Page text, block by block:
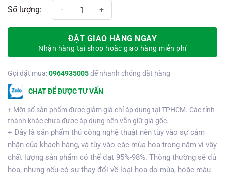
Chậu hồ điệp 10 cành số lượng
ĐẶT GIAO HÀNG NGAY
Nhận hàng tại shop hoặc giao hàng miễn phí
Gọi đặt mua:0964935005để nhanh chóng đặt hàng
CHAT ĐỂ ĐƯỢC TƯ VẤN
+ Một số sản phẩm được giảm giá chỉ áp dụng tại TPHCM. Các tỉnh
thành khác chưa được áp dụng nên vẫn giữ giá gốc.
+ Đây là sản phẩm thủ công nghệ thuật nên tùy vào sự cảm
nhận của khách hàng, và tùy vào các mùa hoa trong năm vì vậy
chất lượng sản phẩm có thể đạt 95%-98%. Thông thường sẽ đủ
hoa, nhưng nếu có sự thay đổi về loại hoa do mùa, hoặc màu